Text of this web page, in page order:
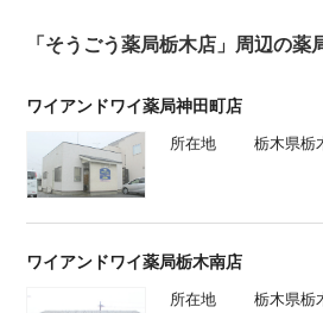
「そうごう薬局栃木店」周辺の薬
ワイアンドワイ薬局神田町店
所在地 栃木県栃
ワイアンドワイ薬局栃木南店
所在地 栃木県栃